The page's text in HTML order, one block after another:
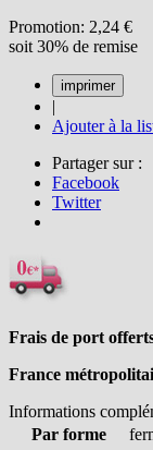
Promotion: 2,24 €
soit 30% de remise
|
Ajouter à la
Partager sur :
Facebook
Twitter
Frais de port
France
Informations
Par forme